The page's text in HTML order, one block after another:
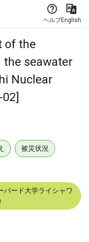
ヘルプEnglish
of the
seawater
Nuclear
被災状況
バード大学ライシャワ